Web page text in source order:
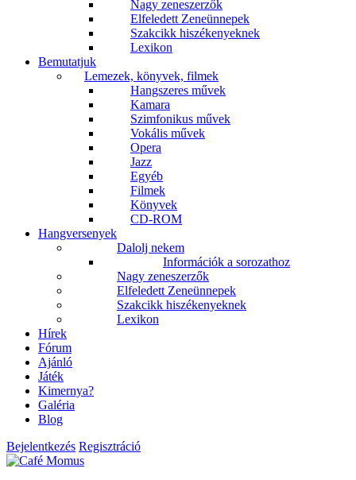
Nagy zeneszerzők
Elfeledett Zeneünnepek
Szakcikk hiszékenyeknek
Lexikon
Bemutatjuk
Lemezek, könyvek, filmek
Hangszeres művek
Kamara
Szimfonikus művek
Vokális művek
Opera
Jazz
Egyéb
Filmek
Könyvek
CD-ROM
Hangversenyek
Dalolj nekem
Információk a sorozathoz
Nagy zeneszerzők
Elfeledett Zeneünnepek
Szakcikk hiszékenyeknek
Lexikon
Hírek
Fórum
Ajánló
Játék
Kimernya?
Galéria
Blog
Bejelentkezés Regisztráció